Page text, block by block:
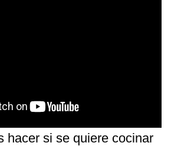
hacer si se quiere cocinar